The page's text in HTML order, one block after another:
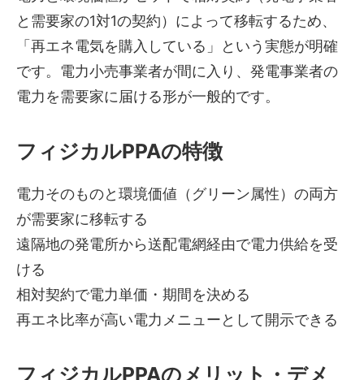
と需要家の1対1の契約）によって移転するため、
「再エネ電気を購入している」という実態が明確
です。電力小売事業者が間に入り、発電事業者の
電力を需要家に届ける形が一般的です。
フィジカルPPAの特徴
電力そのものと環境価値（グリーン属性）の両方
が需要家に移転する
遠隔地の発電所から送配電網経由で電力供給を受
ける
相対契約で電力単価・期間を決める
再エネ比率が高い電力メニューとして開示できる
フィジカルPPAのメリット・デメ